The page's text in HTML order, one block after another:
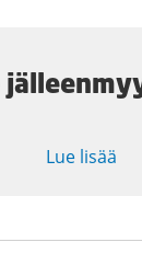
Lue lisää